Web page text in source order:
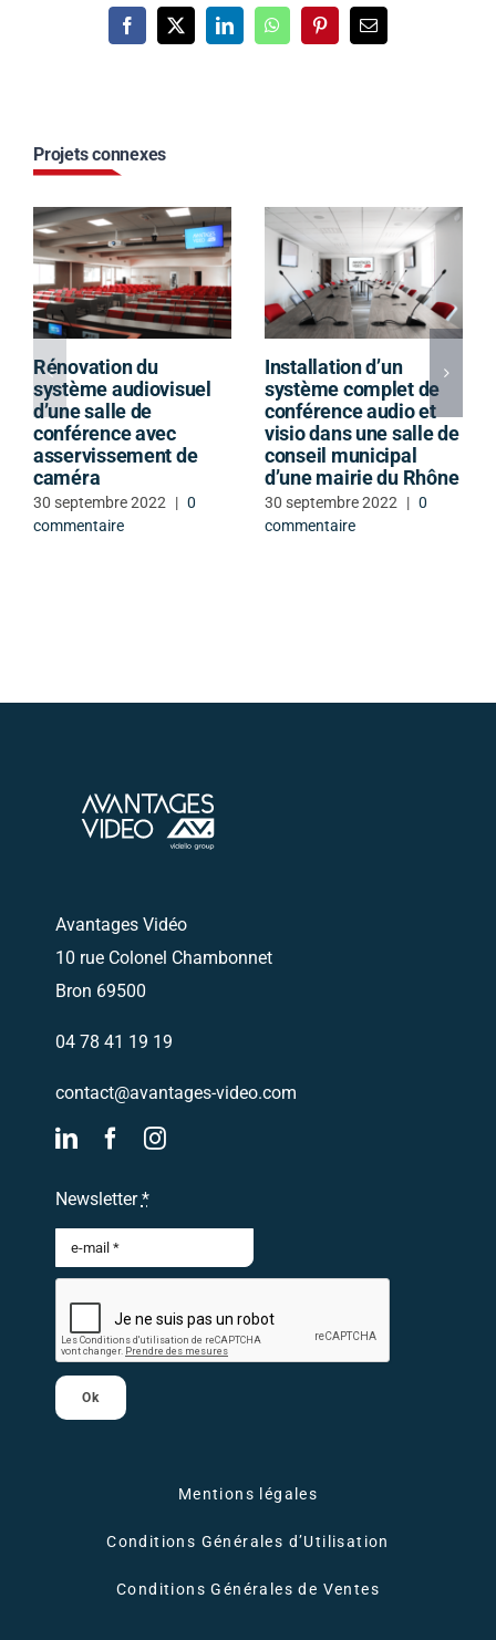
Facebook
X LinkedInWhatsAppPinterestEmail
Projets connexes
Rénovation du
système audiovisuel
d’une salle de
conférence avec
asservissement de
caméra
30 septembre 2022 | 0
commentaire
Installation d’un
système complet de
conférence audio et
visio dans une salle de
conseil municipal
d’une mairie du Rhône
30 septembre 2022 | 0
commentaire
Avantages Vidéo
10 rue Colonel Chambonnet
Bron 69500
04 78 41 19 19
contact@avantages-video.com
Newsletter*
Ok
Mentions légales
Conditions Générales d’Utilisation
Conditions Générales de Ventes